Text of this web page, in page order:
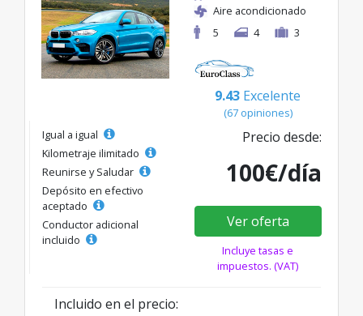
Aire acondicionado
5
4 3
9.43 Excelente
(67 opiniones)
Igual a igual
Kilometraje ilimitado
Reunirse y Saludar
Depósito en efectivo
aceptado
Conductor adicional
incluido
Precio desde:
100€/día
Ver oferta
Incluye tasas e
impuestos. (VAT)
Incluido en el precio: